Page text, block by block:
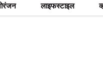
लाइफस्टाइल